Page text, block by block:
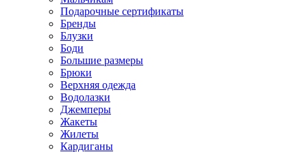
Подарочные сертификаты
Бренды
Блузки
Боди
Большие размеры
Брюки
Верхняя одежда
Водолазки
Джемперы
Жакеты
Жилеты
Кардиганы